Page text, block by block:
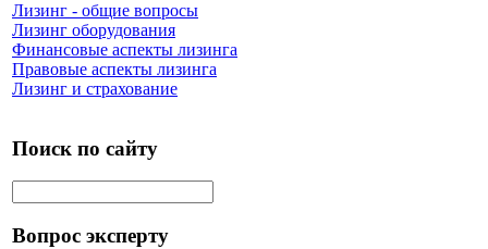
Лизинг - общие вопросы
Лизинг оборудования
Финансовые аспекты лизинга
Правовые аспекты лизинга
Лизинг и страхование
Поиск по сайту
Вопрос эксперту